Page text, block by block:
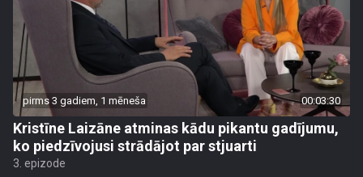
pirms 3 gadiem, 1 mēneša 00:03:30
Kristīne Laizāne atminas kādu pikantu gadījumu,
ko piedzīvojusi strādājot par stjuarti
3. epizode